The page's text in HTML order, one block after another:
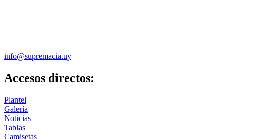
info@supremacia.uy
Accesos directos:
Plantel
Galería
Noticias
Tablas
Camisetas